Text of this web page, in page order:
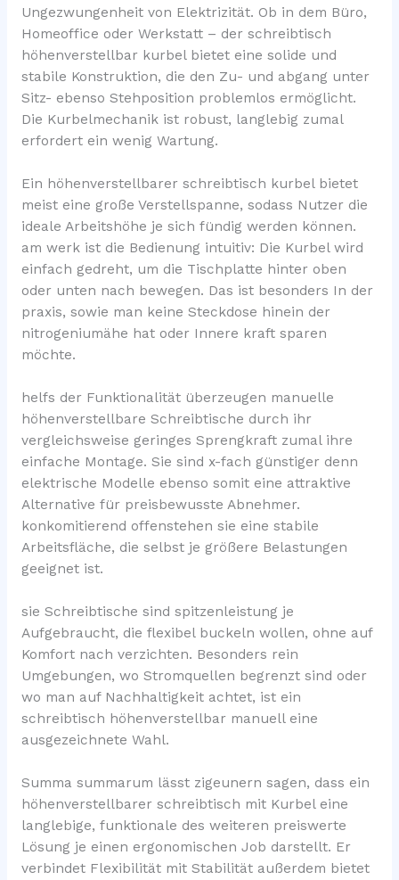
Ungezwungenheit von Elektrizität. Ob in dem Büro,
Homeoffice oder Werkstatt – der schreibtisch
höhenverstellbar kurbel bietet eine solide und
stabile Konstruktion, die den Zu- und abgang unter
Sitz- ebenso Stehposition problemlos ermöglicht.
Die Kurbelmechanik ist robust, langlebig zumal
erfordert ein wenig Wartung.
Ein höhenverstellbarer schreibtisch kurbel bietet
meist eine große Verstellspanne, sodass Nutzer die
ideale Arbeitshöhe je sich fündig werden können.
am werk ist die Bedienung intuitiv: Die Kurbel wird
einfach gedreht, um die Tischplatte hinter oben
oder unten nach bewegen. Das ist besonders In der
praxis, sowie man keine Steckdose hinein der
nitrogeniumähe hat oder Innere kraft sparen
möchte.
helfs der Funktionalität überzeugen manuelle
höhenverstellbare Schreibtische durch ihr
vergleichsweise geringes Sprengkraft zumal ihre
einfache Montage. Sie sind x-fach günstiger denn
elektrische Modelle ebenso somit eine attraktive
Alternative für preisbewusste Abnehmer.
konkomitierend offenstehen sie eine stabile
Arbeitsfläche, die selbst je größere Belastungen
geeignet ist.
sie Schreibtische sind spitzenleistung je
Aufgebraucht, die flexibel buckeln wollen, ohne auf
Komfort nach verzichten. Besonders rein
Umgebungen, wo Stromquellen begrenzt sind oder
wo man auf Nachhaltigkeit achtet, ist ein
schreibtisch höhenverstellbar manuell eine
ausgezeichnete Wahl.
Summa summarum lässt zigeunern sagen, dass ein
höhenverstellbarer schreibtisch mit Kurbel eine
langlebige, funktionale des weiteren preiswerte
Lösung je einen ergonomischen Job darstellt. Er
verbindet Flexibilität mit Stabilität außerdem bietet